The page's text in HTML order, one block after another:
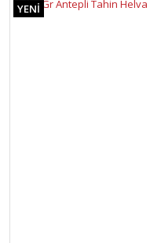
YENİ